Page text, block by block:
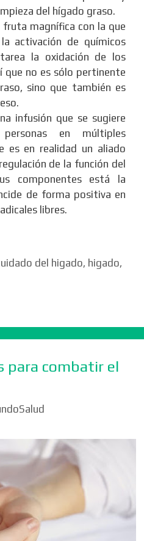
del hígado graso.
fruta magnífica con la que
activación de químicos
la oxidación de los
que no es sólo pertinente
sino que también es
infusión que se sugiere
en múltiples
es en realidad un aliado
de la función del
componentes está la
de forma positiva en
libres.
del higado, higado,
para combatir el